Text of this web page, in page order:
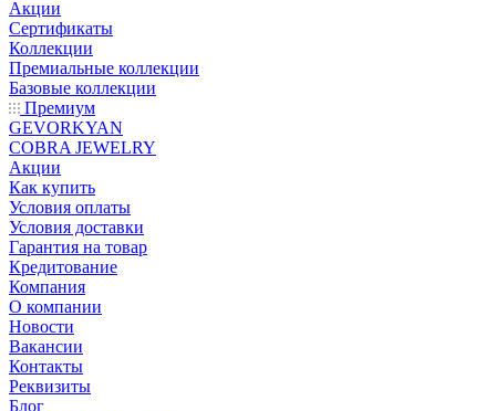
Акции
Сертификаты
Коллекции
Премиальные коллекции
Базовые коллекции
Премиум
GEVORKYAN
COBRA JEWELRY
Акции
Как купить
Условия оплаты
Условия доставки
Гарантия на товар
Кредитование
Компания
О компании
Новости
Вакансии
Контакты
Реквизиты
Блог